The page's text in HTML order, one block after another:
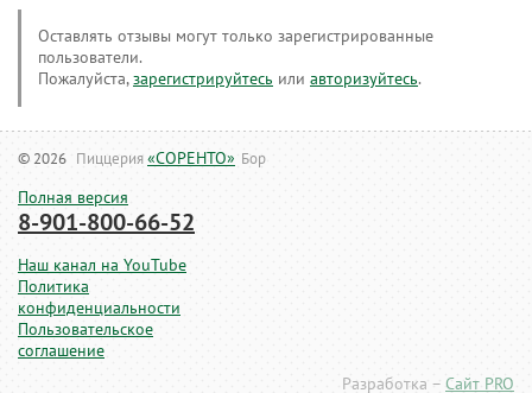
Оставлять отзывы могут только зарегистрированные
пользователи.
Пожалуйста,зарегистрируйтесь или авторизуйтесь.
© 2026 Пиццерия«СОРЕНТО» Бор
Полная версия
8-901-800-66-52
Наш канал на YouTube
Политика
конфиденциальности
Пользовательское
соглашение
Разработка – Сайт PRO